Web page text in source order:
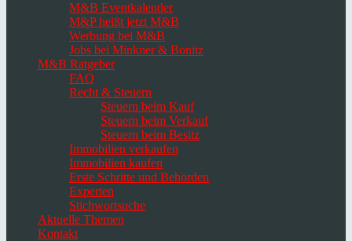
M&B Eventkalender
M&P heißt jetzt M&B
Werbung bei M&B
Jobs bei Minkner & Bonitz
M&B Ratgeber
FAQ
Recht & Steuern
Steuern beim Kauf
Steuern beim Verkauf
Steuern beim Besitz
Immobilien verkaufen
Immobilien kaufen
Erste Schritte und Behörden
Experten
Stichwortsuche
Aktuelle Themen
Kontakt